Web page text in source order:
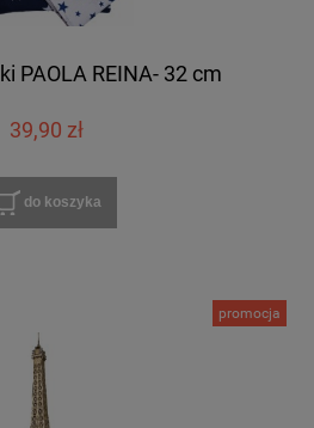
PAOLA REINA- 32 cm
39,90 zł
do koszyka
promocja